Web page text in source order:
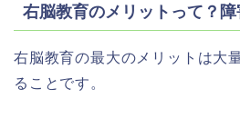
右脳教育のメリットって？
右脳教育の最大のメリットは大
ることです。